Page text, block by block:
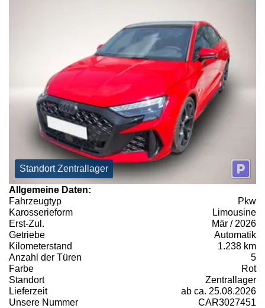
Standort Zentrallager
Allgemeine Daten:
Fahrzeugtyp
Pkw
Karosserieform
Limousine
Erst-Zul.
Mär / 2026
Getriebe
Automatik
Kilometerstand
1.238 km
Anzahl der Türen
5
Farbe
Rot
Standort
Zentrallager
Lieferzeit
ab ca. 25.08.2026
Unsere Nummer
CAR3027451